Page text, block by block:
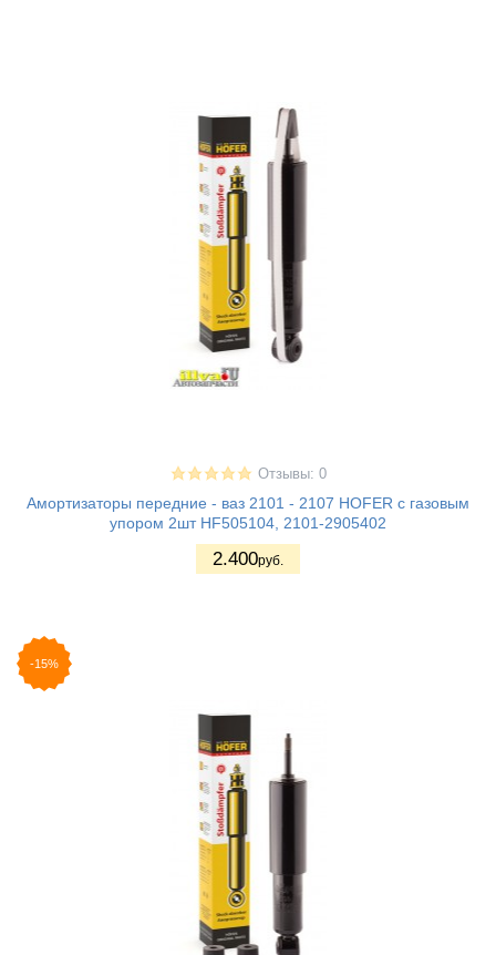
Отзывы: 0
Амортизаторы передние - ваз 2101 - 2107 HOFER с газовым
упором 2шт HF505104, 2101-2905402
2.400руб.
-15%